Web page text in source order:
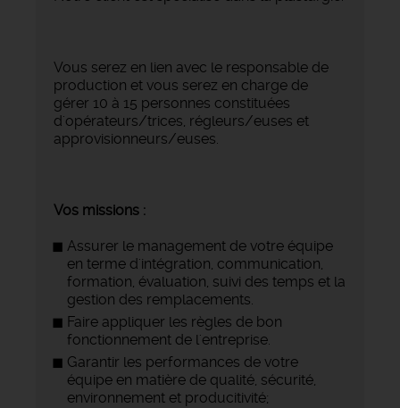
Vous serez en lien avec le responsable de
production et vous serez en charge de
gérer 10 à 15 personnes constituées
d'opérateurs/trices, régleurs/euses et
approvisionneurs/euses.
Vos missions :
Assurer le management de votre équipe
en terme d'intégration, communication,
formation, évaluation, suivi des temps et la
gestion des remplacements.
Faire appliquer les règles de bon
fonctionnement de l'entreprise.
Garantir les performances de votre
équipe en matière de qualité, sécurité,
environnement et producitivité;